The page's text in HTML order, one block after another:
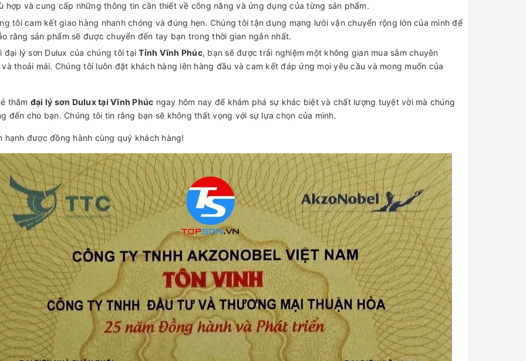
hợp và cung cấp những thông tin cần thiết về công năng và ứng dụng của từng sản phẩm.
tôi cam kết giao hàng nhanh chóng và đúng hẹn. Chúng tôi tận dụng mạng lưới vận chuyển rộng lớn của mình để
rằng sản phẩm sẽ được chuyển đến tay bạn trong thời gian ngắn nhất.
đại lý sơn Dulux của chúng tôi tạiTỉnh Vĩnh Phúc, bạn sẽ được trải nghiệm một không gian mua sắm chuyên
thoải mái. Chúng tôi luôn đặt khách hàng lên hàng đầu và cam kết đáp ứng mọi yêu cầu và mong muốn của
thăm đại lý sơn Dulux tại Vĩnh Phúc ngay hôm nay để khám phá sự khác biệt và chất lượng tuyệt vời mà chúng
đến cho bạn. Chúng tôi tin rằng bạn sẽ không thất vọng với sự lựa chọn của mình.
hạnh được đồng hành cùng quý khách hàng!